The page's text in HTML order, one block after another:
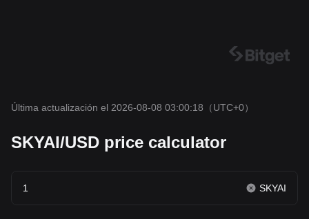
Última actualización el 2026-08-08 03:00:18 （UTC+0）
SKYAI/USD price calculator
SKYAI